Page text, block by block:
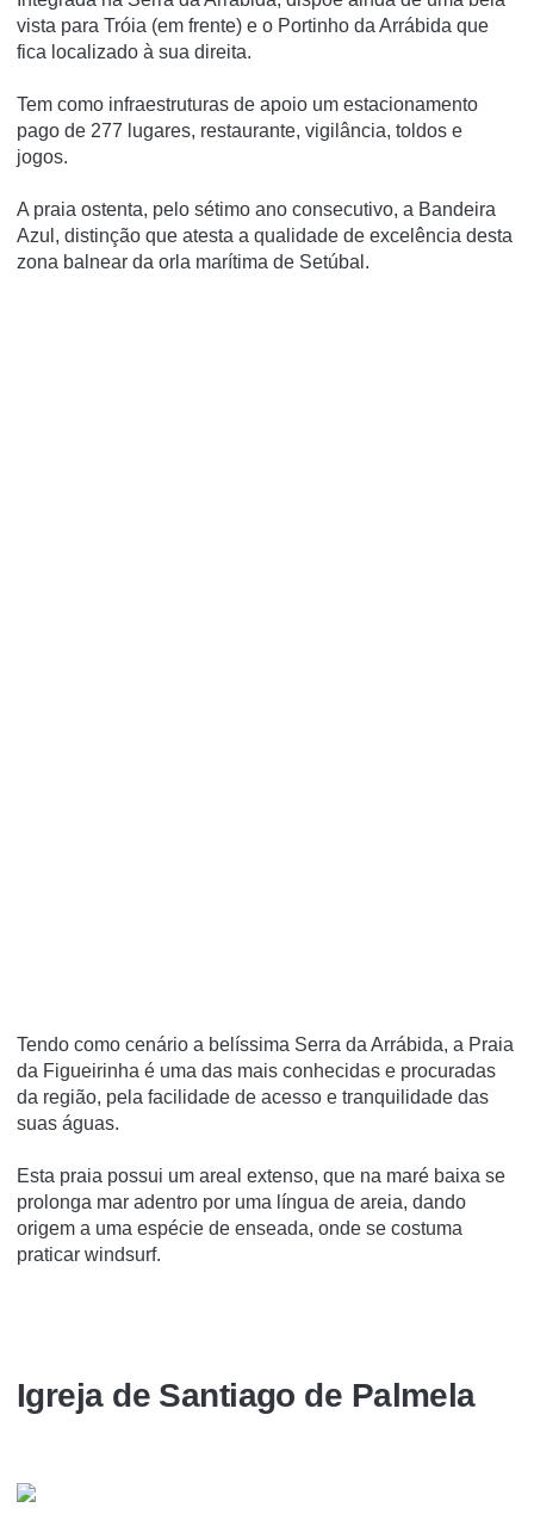
vista para Tróia (em frente) e o Portinho da Arrábida que
fica localizado à sua direita.
Tem como infraestruturas de apoio um estacionamento
pago de 277 lugares, restaurante, vigilância, toldos e
jogos.
A praia ostenta, pelo sétimo ano consecutivo, a Bandeira
Azul, distinção que atesta a qualidade de excelência desta
zona balnear da orla marí­tima de Setúbal.
Tendo como cenário a belíssima Serra da Arrábida, a Praia
da Figueirinha é uma das mais conhecidas e procuradas
da região, pela facilidade de acesso e tranquilidade das
suas águas.
Esta praia possui um areal extenso, que na maré baixa se
prolonga mar adentro por uma língua de areia, dando
origem a uma espécie de enseada, onde se costuma
praticar windsurf.
Igreja de Santiago de Palmela